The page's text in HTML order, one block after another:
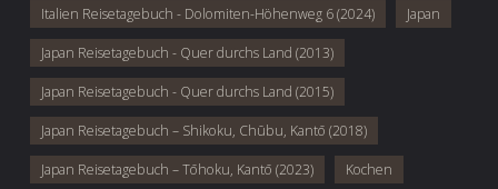
Italien Reisetagebuch - Dolomiten-Höhenweg 6 (2024) Japan
Japan Reisetagebuch - Quer durchs Land (2013)
Japan Reisetagebuch - Quer durchs Land (2015)
Japan Reisetagebuch – Shikoku, Chūbu, Kantō (2018)
Japan Reisetagebuch – Tōhoku, Kantō (2023) Kochen